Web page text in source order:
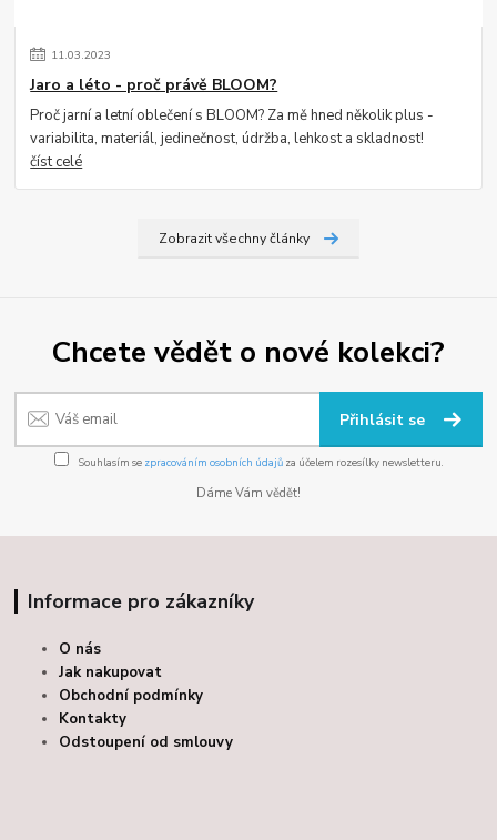
11.03.2023
Jaro a léto - proč právě BLOOM?
Proč jarní a letní oblečení s BLOOM? Za mě hned několik plus -
variabilita, materiál, jedinečnost, údržba, lehkost a skladnost!
číst celé
Zobrazit všechny články
Chcete vědět o nové kolekci?
Přihlásit se
Souhlasím se zpracováním osobních údajůza účelem rozesílky newsletteru.
Dáme Vám vědět!
Informace pro zákazníky
O nás
Jak nakupovat
Obchodní podmínky
Kontakty
Odstoupení od smlouvy